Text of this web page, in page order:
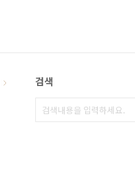
검색